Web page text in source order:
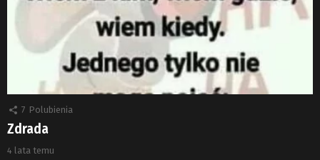
7 Polubienia
Zdrada
4 lata temu